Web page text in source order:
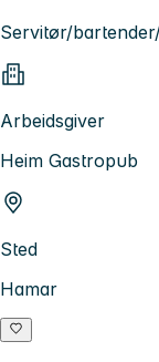
Servitør/
Arbeidsgiver
Heim Gastropub
Sted
Hamar